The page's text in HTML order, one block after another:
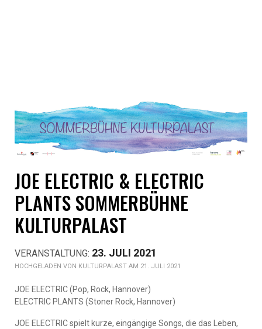
JOE ELECTRIC & ELECTRIC
PLANTS SOMMERBÜHNE
KULTURPALAST
23. JULI 2021
KULTURPALAST AM 21. JULI 2021
JOE ELECTRIC (Pop, Rock, Hannover)
ELECTRIC PLANTS (Stoner Rock, Hannover)
JOE ELECTRIC spielt kurze, eingängige Songs, die das Leben,